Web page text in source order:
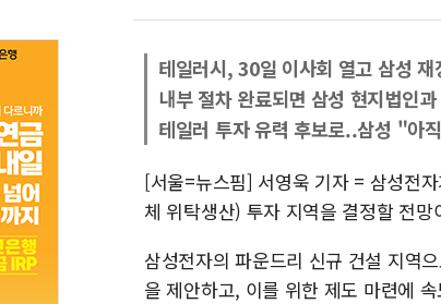
테일러시, 30일 이사회 열고 삼성 재
내부 절차 완료되면 삼성 현지법인
테일러 투자 유력 후보로..삼성 "아
[서울=뉴스핌] 서영욱 기자 = 삼성전
체 위탁생산) 투자 지역을 결정할 전망
삼성전자의 파운드리 신규 건설 지역
을 제안하고, 이를 위한 제도 마련에